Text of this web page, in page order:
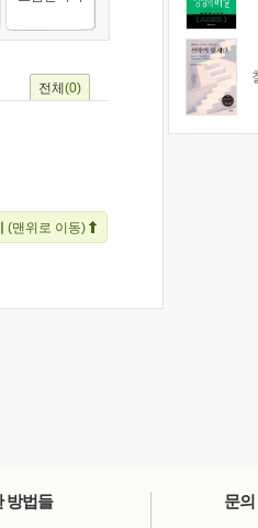
전체(0)
(맨위로 이동)
방법들 문